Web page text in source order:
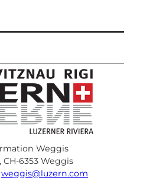
Weggis
CH-6353 Weggis
weggis@luzern.com